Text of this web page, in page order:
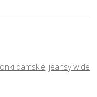
damskie, jeansy wide